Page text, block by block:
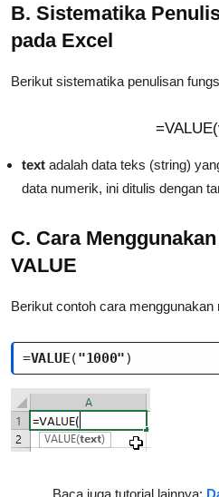
B. Sistematika
pada Excel
Berikut sistematika penulisan
=VALUE(
text adalah data teks (string)
data numerik, ini ditulis dengan
C. Cara
VALUE
Berikut contoh cara
=VALUE("1000")
Baca juga tutorial lainnya: